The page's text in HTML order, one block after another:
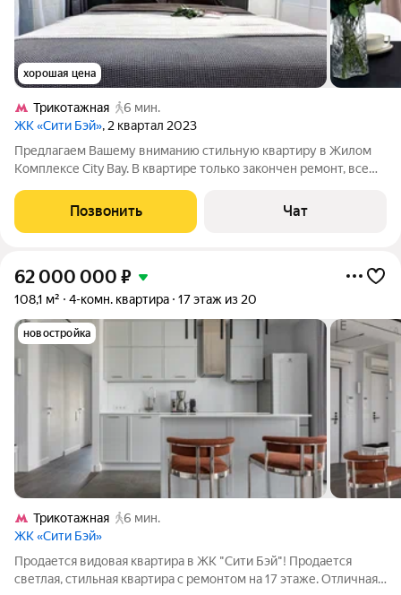
хорошая цена
Трикотажная
6 мин.
ЖК «Сити Бэй», 2 квартал 2023
Предлагаем Вашему вниманию стильную квартиру в Жилом
Комплексе City Bay. В квартире только закончен ремонт, все
коридора отделена дизайнерским световым решением ( два
встроенных зеркальных
Позвонить Чат
62 000 000 ₽
108,1 м² 4-комн. квартира 17 этаж из 20
новостройка
Трикотажная
6 мин.
ЖК «Сити Бэй»
Продается видовая квартира в ЖК "Сити Бэй"! Продается
светлая, стильная квартира с ремонтом на 17 этаже. Отличная